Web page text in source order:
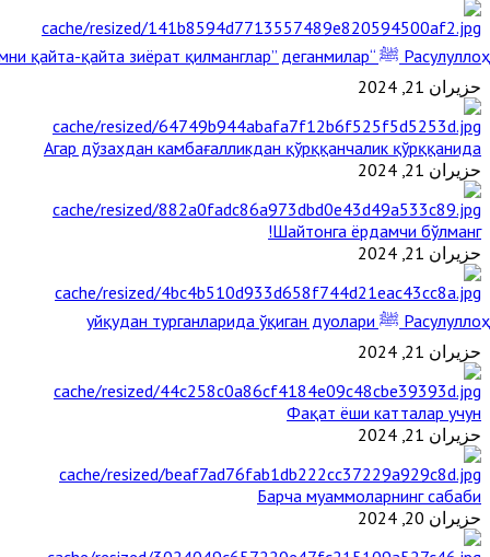
Расулуллоҳ ﷺ “Қабримни қайта-қайта зиёрат қилманглар” деганмилар?
حزيران 21, 2024
Агар дўзахдан камбағалликдан қўрққанчалик қўрққанида
حزيران 21, 2024
Шайтонга ёрдамчи бўлманг!
حزيران 21, 2024
Расулуллоҳ ﷺ уйқудан турганларида ўқиган дуолари
حزيران 21, 2024
Фақат ёши катталар учун
حزيران 21, 2024
Барча муаммоларнинг сабаби
حزيران 20, 2024